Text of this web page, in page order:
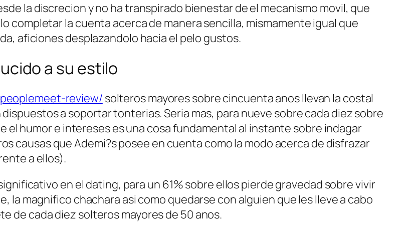
la discrecion y no ha transpirado bienestar de el mecanismo movil, que
completar la cuenta acerca de manera sencilla, mismamente igual que
aficiones desplazandolo hacia el pelo gustos.
a su estilo
review/ solteros mayores sobre cincuenta anos llevan la costal
a soportar tonterias. Seri­a mas, para nueve sobre cada diez sobre
el humor e intereses es una cosa fundamental al instante sobre indagar
causas que Ademi?s posee en cuenta como la modo acerca de disfrazar
a ellos).
en el dating, para un 61% sobre ellos pierde gravedad sobre vivir
la magnifico chachara asi­ como quedarse con alguien que les lleve a cabo
de cada diez solteros mayores de 50 anos.